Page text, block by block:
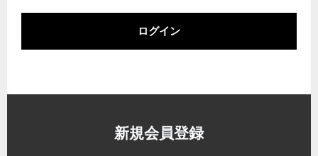
ログイン
新規会員登録